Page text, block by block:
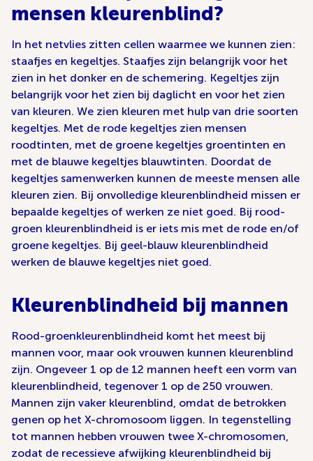
mensen kleurenblind?
In het netvlies zitten cellen waarmee we kunnen zien:
staafjes en kegeltjes. Staafjes zijn belangrijk voor het
zien in het donker en de schemering. Kegeltjes zijn
belangrijk voor het zien bij daglicht en voor het zien
van kleuren. We zien kleuren met hulp van drie soorten
kegeltjes. Met de rode kegeltjes zien mensen
roodtinten, met de groene kegeltjes groentinten en
met de blauwe kegeltjes blauwtinten. Doordat de
kegeltjes samenwerken kunnen de meeste mensen alle
kleuren zien. Bij onvolledige kleurenblindheid missen er
bepaalde kegeltjes of werken ze niet goed. Bij rood-
groen kleurenblindheid is er iets mis met de rode en/of
groene kegeltjes. Bij geel-blauw kleurenblindheid
werken de blauwe kegeltjes niet goed.
Kleurenblindheid bij mannen
Rood-groenkleurenblindheid komt het meest bij
mannen voor, maar ook vrouwen kunnen kleurenblind
zijn. Ongeveer 1 op de 12 mannen heeft een vorm van
kleurenblindheid, tegenover 1 op de 250 vrouwen.
Mannen zijn vaker kleurenblind, omdat de betrokken
genen op het X-chromosoom liggen. In tegenstelling
tot mannen hebben vrouwen twee X-chromosomen,
zodat de recessieve afwijking kleurenblindheid bij